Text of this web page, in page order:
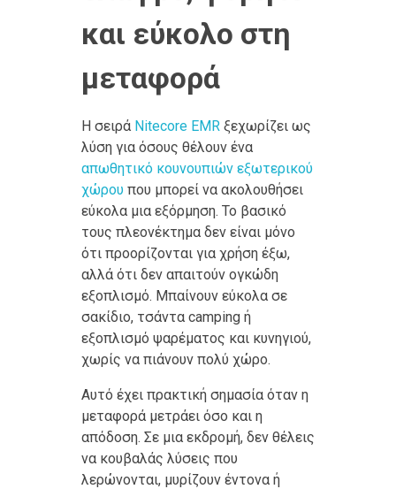
και εύκολο στη
μεταφορά
Η σειρά Nitecore EMR ξεχωρίζει ως
λύση για όσους θέλουν ένα
απωθητικό κουνουπιών εξωτερικού
χώρου που μπορεί να ακολουθήσει
εύκολα μια εξόρμηση. Το βασικό
τους πλεονέκτημα δεν είναι μόνο
ότι προορίζονται για χρήση έξω,
αλλά ότι δεν απαιτούν ογκώδη
εξοπλισμό. Μπαίνουν εύκολα σε
σακίδιο, τσάντα camping ή
εξοπλισμό ψαρέματος και κυνηγιού,
χωρίς να πιάνουν πολύ χώρο.
Αυτό έχει πρακτική σημασία όταν η
μεταφορά μετράει όσο και η
απόδοση. Σε μια εκδρομή, δεν θέλεις
να κουβαλάς λύσεις που
λερώνονται, μυρίζουν έντονα ή